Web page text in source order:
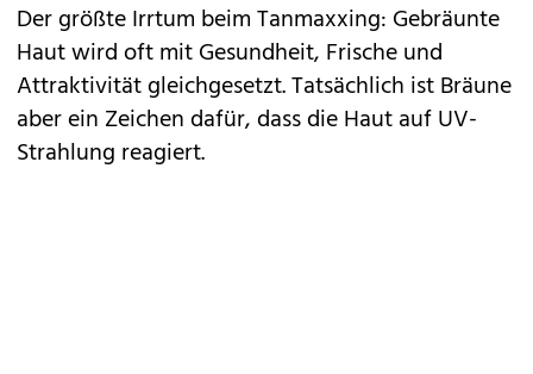
Der größte Irrtum beim Tanmaxxing: Gebräunte
Haut wird oft mit Gesundheit, Frische und
Attraktivität gleichgesetzt. Tatsächlich ist Bräune
aber ein Zeichen dafür, dass die Haut auf UV-
Strahlung reagiert.